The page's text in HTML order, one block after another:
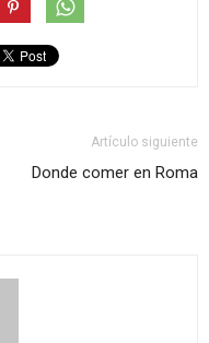
Artículo siguiente
Donde comer en Roma